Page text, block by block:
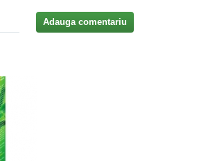
Adauga comentariu